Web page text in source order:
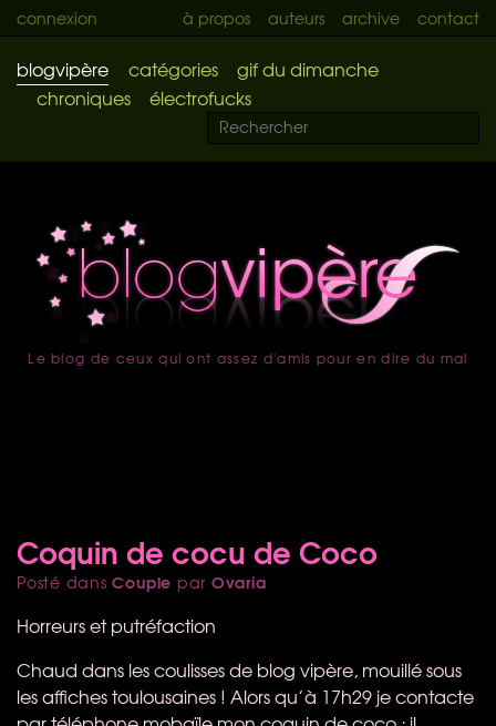
connexion à propos auteurs archive contact
blogvipère catégories
gif du dimanche
chroniques
électrofucks
accueil
Le blog de ceux qui ont assez d'amis pour en dire du mal
Coquin de cocu de Coco
Posté dansCouple par Ovaria
Horreurs et putréfaction
Chaud dans les coulisses de blog vipère, mouillé sous
les affiches toulousaines ! Alors qu’à 17h29 je contacte